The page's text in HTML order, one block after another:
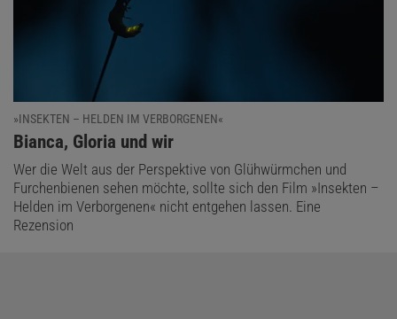
»INSEKTEN – HELDEN IM VERBORGENEN«
:
Bianca, Gloria und wir
Wer die Welt aus der Perspektive von Glühwürmchen und
Furchenbienen sehen möchte, sollte sich den Film »Insekten –
Helden im Verborgenen« nicht entgehen lassen. Eine
Rezension